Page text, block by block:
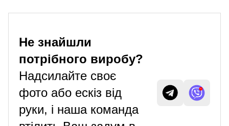
Не знайшли
потрібного виробу?
Надсилайте своє
фото або ескіз від
руки, і наша команда